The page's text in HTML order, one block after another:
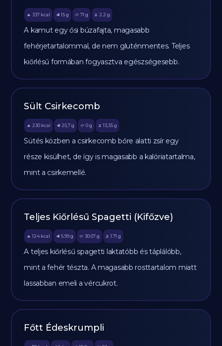
🔥 337 kcal 🥩 15 g 🥔 71 g 🫒 2.2 g
A kamut egy ősi búzafajta, magasabb
fehérjetartalommal, de nem gluténmentes. Teljes
kiőrlésű formában fogyasztva egészségesebb.
Sült Csirkecomb
🔥 230 kcal 🥩 25,7 g 🥔 0g 🫒 13,35 g
Sütés közben a csirkecomb bőre alatti zsír egy
része kisülhet, de így is magasabb a kalóriatartalma,
mint a csirkemellé.
Teljes Kiőrlésű Spagetti (Kifőzve)
🔥 124 kcal 🥩 5.99 g 🥔 30.07g 🫒 1.71 g
A teljes kiőrlésű spagetti laktatóbb és táplálóbb,
mint a fehér tészta. A magasabb rosttartalom miatt
lassabban emeli a vércukrot.
Főtt Édeskrumpli